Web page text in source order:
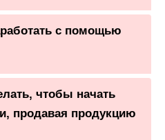
с помощью
чтобы начать
продавая продукцию